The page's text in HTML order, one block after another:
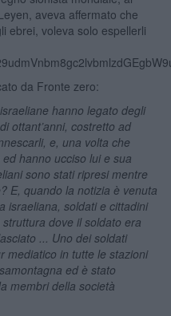
aveva affermato che
ebrei, voleva solo espellerli
da Fronte zero:
hanno legato degli
ottant’anni, costretto ad
e, una volta che
hanno ucciso lui e sua
sono stati ripresi mentre
E, quando la notizia è venuta
israeliana, soldati e cittadini
dove il soldato era
... Uno dei soldati
mediatico in tutte le stazioni
ed è stato
membri della società